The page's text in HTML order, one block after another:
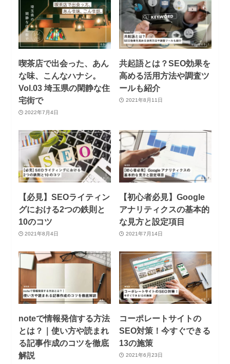
喫茶店で出会った、あん
な味、こんなハナシ。
Vol.03 埼玉県の閑静な住
宅街で
2022年7月4日
共起語とは？SEO効果を
高める活用方法や調査ツ
ールも紹介
2021年8月11日
【必見】SEOライティン
グにおける2つの鉄則と
10のコツ
2021年8月4日
【初心者必見】Google
アナリティクスの基本的
な見方と設定項目
2021年7月14日
noteで情報発信する方法
とは？｜使い方や読まれ
る記事作成のコツを徹底
解説
コーポレートサイトの
SEO対策！今すぐできる
13の施策
2021年6月23日